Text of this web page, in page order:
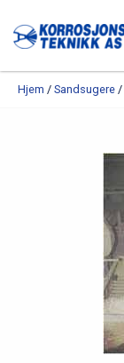
Hjem / Sandsugere /